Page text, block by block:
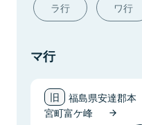
ラ行 ワ行
マ行
福島県安達郡本
宮町富ケ峰